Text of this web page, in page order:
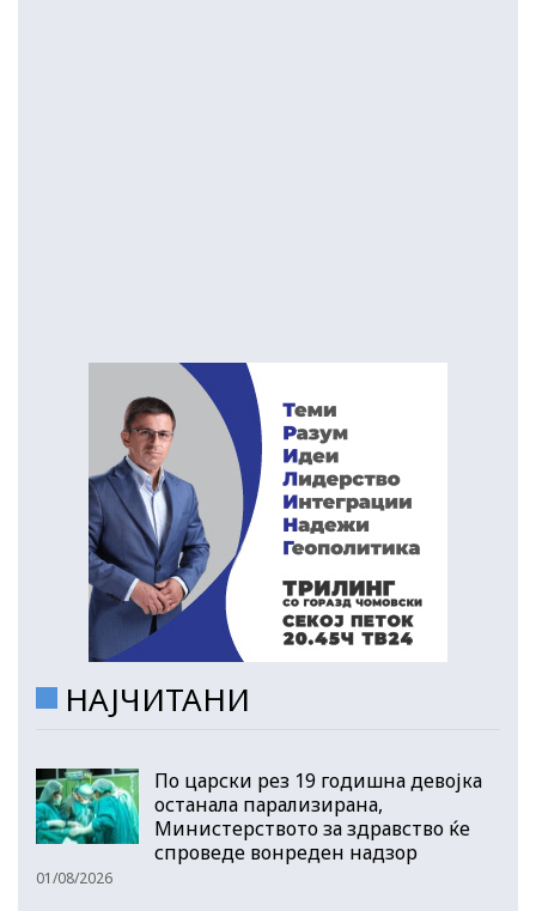
НАЈЧИТАНИ
По царски рез 19 годишна девојка
останала парализирана,
Министерството за здравство ќе
спроведе вонреден надзор
01/08/2026